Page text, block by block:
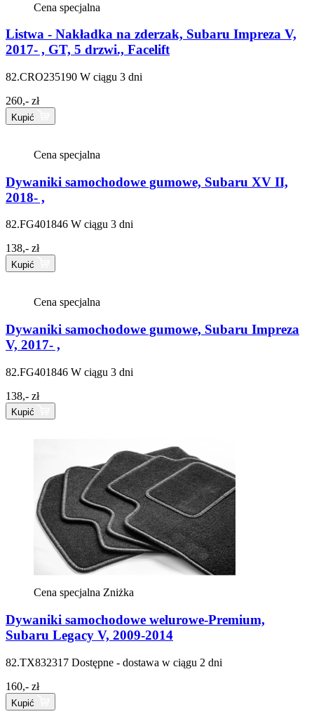
Cena specjalna
Listwa - Nakładka na zderzak, Subaru Impreza V,
2017- , GT, 5 drzwi., Facelift
82.CRO235190 W ciągu 3 dni
260,- zł
Kupić
Cena specjalna
Dywaniki samochodowe gumowe, Subaru XV II,
2018- ,
82.FG401846 W ciągu 3 dni
138,- zł
Kupić
Cena specjalna
Dywaniki samochodowe gumowe, Subaru Impreza
V, 2017- ,
82.FG401846 W ciągu 3 dni
138,- zł
Kupić
Cena specjalna Zniżka
Dywaniki samochodowe welurowe-Premium,
Subaru Legacy V, 2009-2014
82.TX832317 Dostępne - dostawa w ciągu 2 dni
160,- zł
Kupić